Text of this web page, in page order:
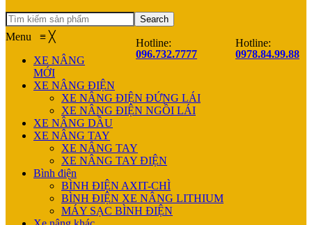
Search
Hotline:
096.732.7777
Hotline:
0978.84.99.88
Menu ≡ ╳
XE NÂNG
MỚI
XE NÂNG ĐIỆN
XE NÂNG ĐIỆN ĐỨNG LÁI
XE NÂNG ĐIỆN NGỒI LÁI
XE NÂNG DẦU
XE NÂNG TAY
XE NÂNG TAY
XE NÂNG TAY ĐIỆN
Bình điện
BÌNH ĐIỆN AXIT-CHÌ
BÌNH ĐIỆN XE NÂNG LITHIUM
MÁY SẠC BÌNH ĐIỆN